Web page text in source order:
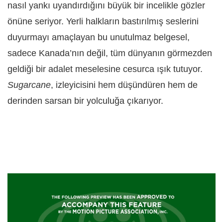
nasıl yankı uyandırdığını büyük bir incelikle gözler
önüne seriyor. Yerli halkların bastırılmış seslerini
duyurmayı amaçlayan bu unutulmaz belgesel,
sadece Kanada’nın değil, tüm dünyanın görmezden
geldiği bir adalet meselesine cesurca ışık tutuyor.
Sugarcane, izleyicisini hem düşündüren hem de
derinden sarsan bir yolculuğa çıkarıyor.